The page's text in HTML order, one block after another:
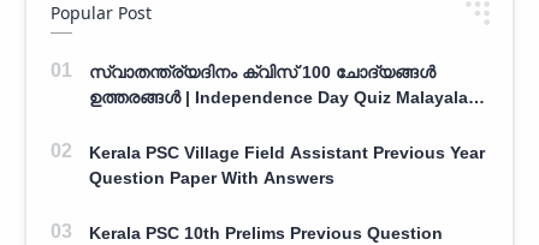
Popular Post
സ്വാതന്ത്ര്യദിനം ക്വിസ് 100 ചോദ്യങ്ങൾ
ഉത്തരങ്ങൾ | Independence Day Quiz Malayalam
Kerala PSC Village Field Assistant Previous Year
Question Paper With Answers
Kerala PSC 10th Prelims Previous Question